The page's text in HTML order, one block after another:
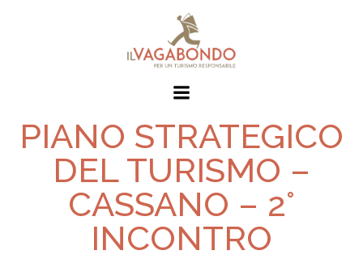
PIANO STRATEGICO
DEL TURISMO –
CASSANO – 2°
INCONTRO